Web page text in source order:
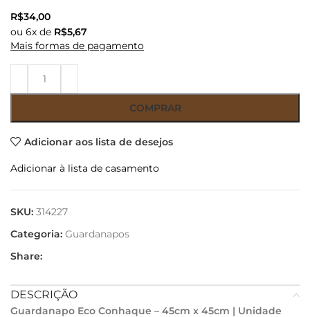
R$34,00
ou 6x de R$5,67
Mais formas de pagamento
COMPRAR
Adicionar aos lista de desejos
Adicionar à lista de casamento
SKU: 314227
Categoria: Guardanapos
Share:
DESCRIÇÃO
Guardanapo Eco Conhaque – 45cm x 45cm | Unidade